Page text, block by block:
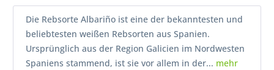
Die Rebsorte Albariño ist eine der bekanntesten und
beliebtesten weißen Rebsorten aus Spanien.
Ursprünglich aus der Region Galicien im Nordwesten
Spaniens stammend, ist sie vor allem in der... mehr